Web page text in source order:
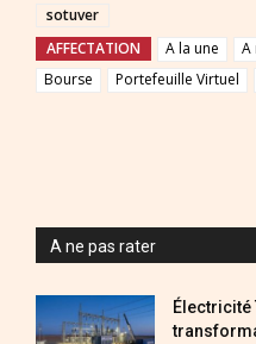
sotuver
AFFECTATION
A la une A
Bourse
Portefeuille Virtuel
A ne pas rater
Électricité